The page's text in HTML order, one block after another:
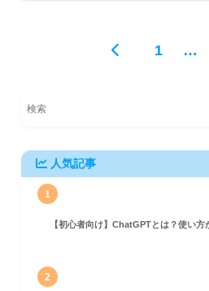
1 …
人気記事
1
【初心者向け】ChatGPTとは？使い方
2